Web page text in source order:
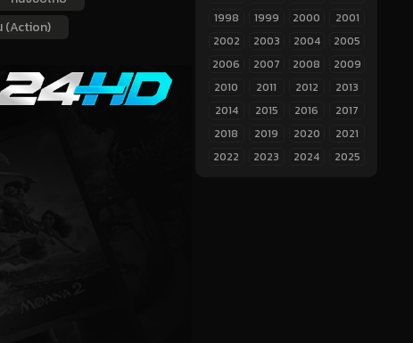
(Action)
1998
1999 2000
2001
2002
2003 2004
2005
2006
2007 2008
2009
2010
2011 2012
2013
2014
2015 2016
2017
2018
2019 2020
2021
2022
2023 2024 2025